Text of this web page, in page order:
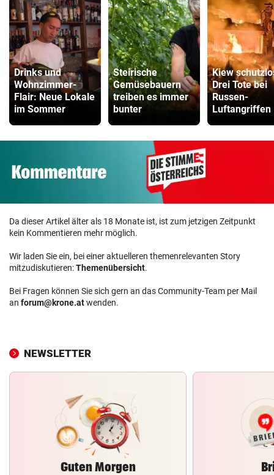
Drinks und
Wohnzimmer-
Flair: Neue Lokale
im Sommer
Steirische
Gemüsebauern
treiben es immer
bunter
Kiew
Drei Tote bei
Russen-
Luftangriffen
Da dieser Artikel älter als 18 Monate ist, ist zum jetzigen Zeitpunkt
kein Kommentieren mehr möglich.
Wir laden Sie ein, bei einer aktuelleren themenrelevanten Story
mitzudiskutieren:Themenübersicht.
Bei Fragen können Sie sich gern an das Community-Team per Mail
an forum@krone.atwenden.
NEWSLETTER
Guten Morgen